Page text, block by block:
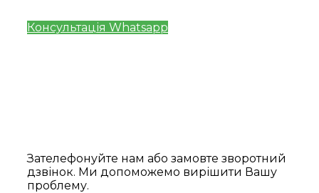
Консультація Whatsapp
Зателефонуйте нам або замовте зворотний
дзвінок. Ми допоможемо вирішити Вашу
проблему.